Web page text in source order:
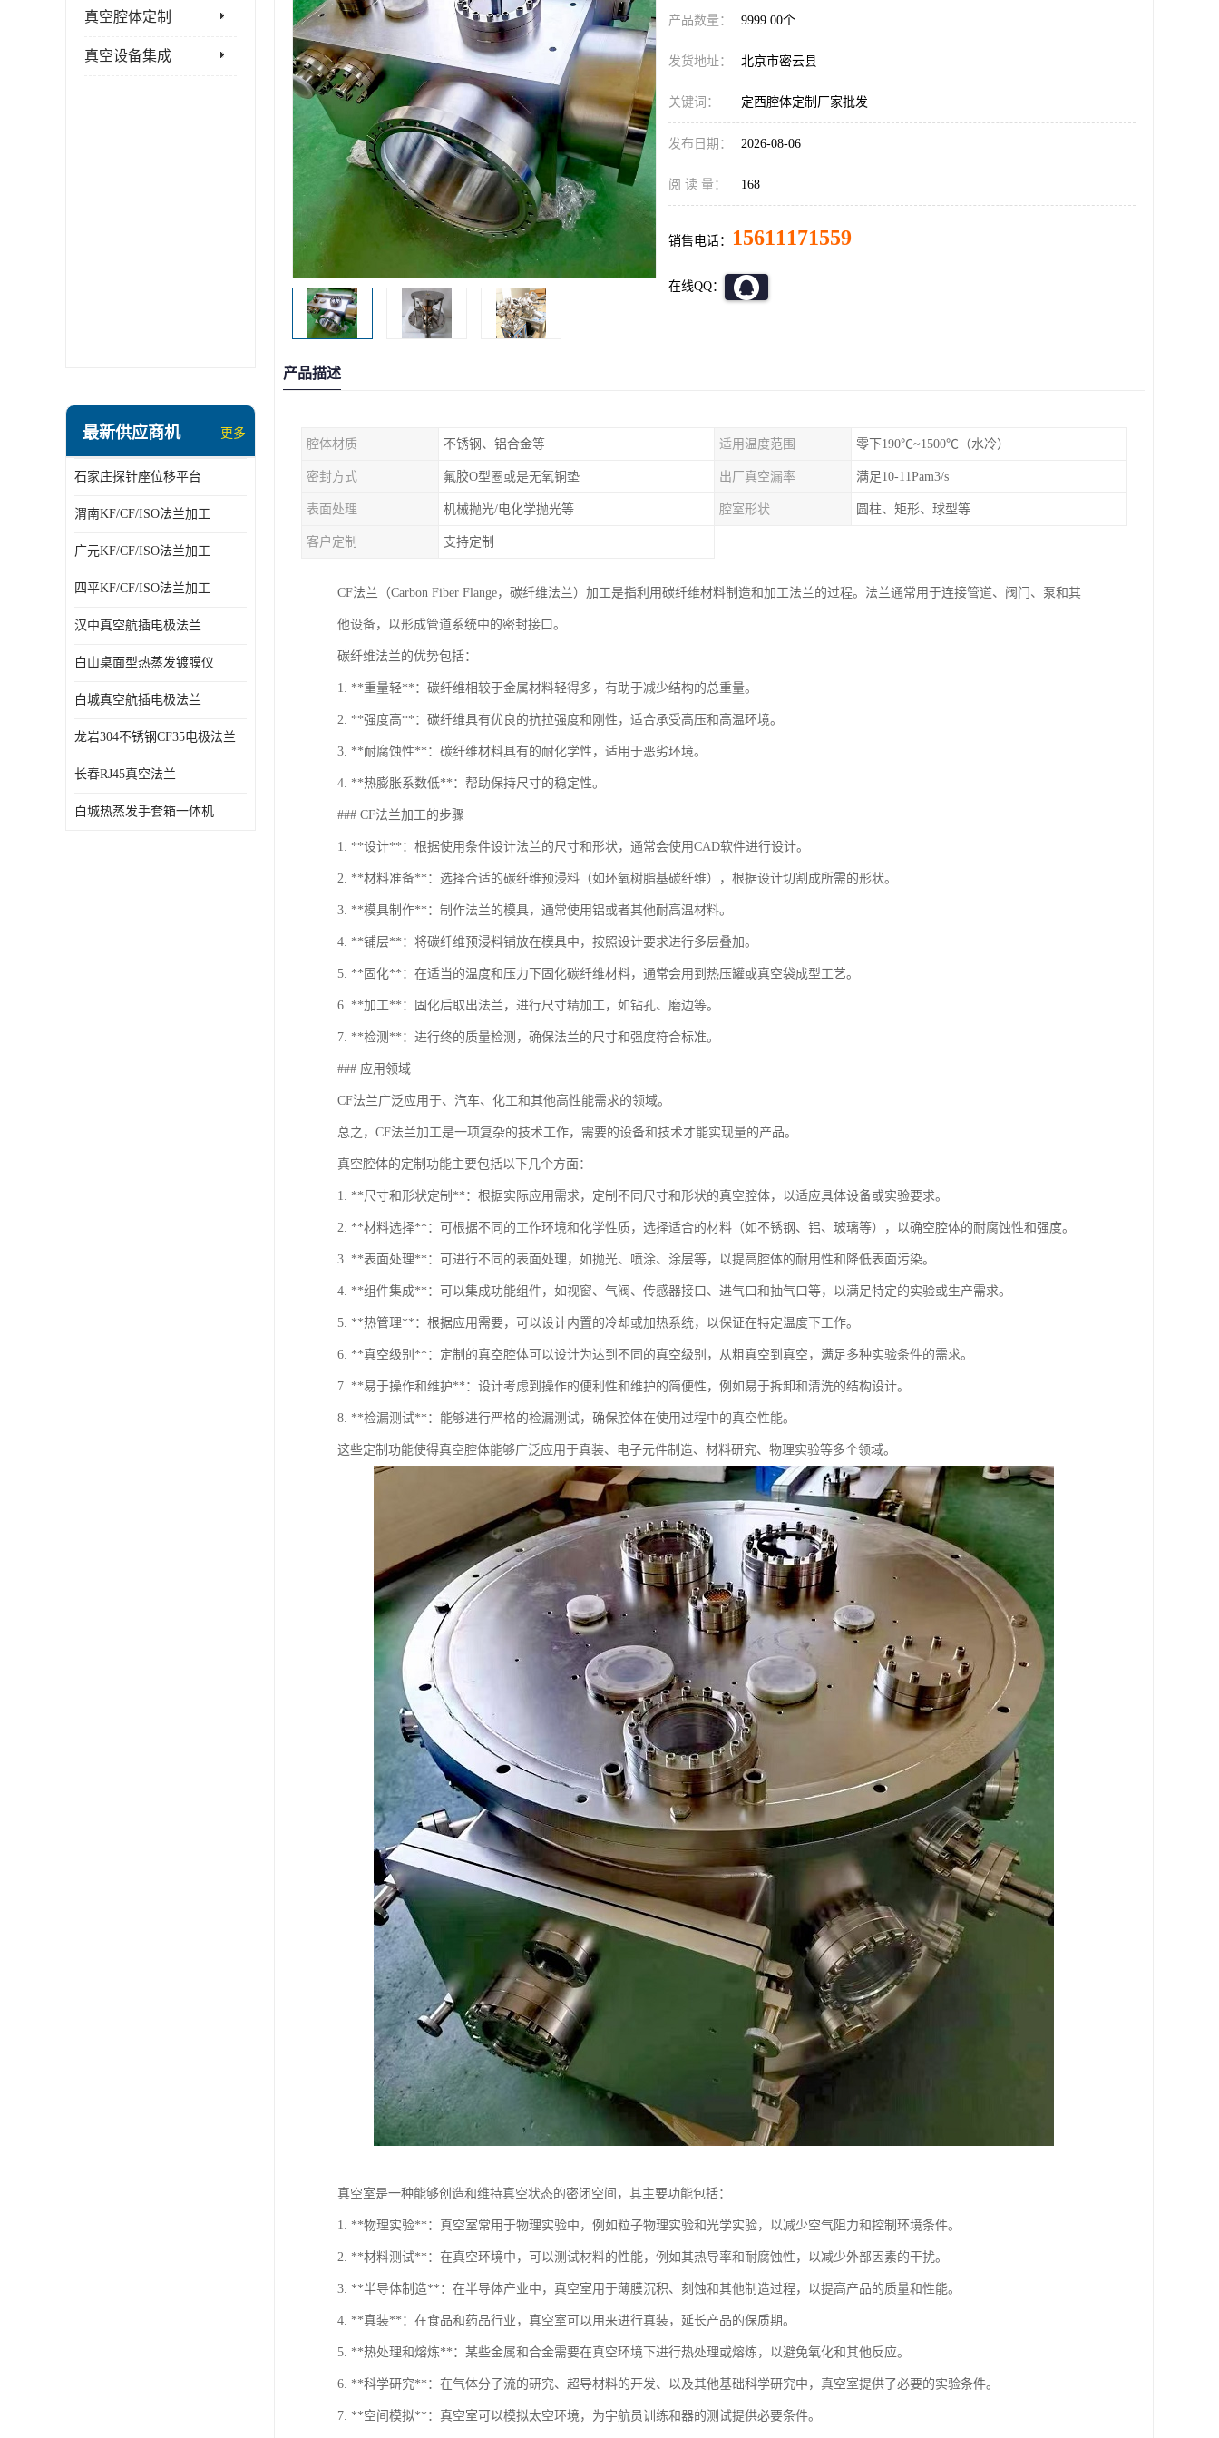
真空腔体定制
真空设备集成
最新供应商机 更多
石家庄探针座位移平台
渭南KF/CF/ISO法兰加工
广元KF/CF/ISO法兰加工
四平KF/CF/ISO法兰加工
汉中真空航插电极法兰
白山桌面型热蒸发镀膜仪
白城真空航插电极法兰
龙岩304不锈钢CF35电极法兰
长春RJ45真空法兰
白城热蒸发手套箱一体机
产品数量： 9999.00个
发货地址： 北京市密云县
关键词： 定西腔体定制厂家批发
发布日期： 2026-08-06
阅 读 量： 168
销售电话： 15611171559
在线QQ：
产品描述
腔体材质 不锈钢、铝合金等 适用温度范围 零下190℃~1500℃（水冷）
密封方式 氟胶O型圈或是无氧铜垫 出厂真空漏率 满足10-11Pam3/s
表面处理 机械抛光/电化学抛光等 腔室形状 圆柱、矩形、球型等
客户定制 支持定制
CF法兰（Carbon Fiber Flange，碳纤维法兰）加工是指利用碳纤维材料制造和加工法兰的过程。法兰通常用于连接管道、阀门、泵和其
他设备，以形成管道系统中的密封接口。
碳纤维法兰的优势包括：
1. **重量轻**：碳纤维相较于金属材料轻得多，有助于减少结构的总重量。
2. **强度高**：碳纤维具有优良的抗拉强度和刚性，适合承受高压和高温环境。
3. **耐腐蚀性**：碳纤维材料具有的耐化学性，适用于恶劣环境。
4. **热膨胀系数低**：帮助保持尺寸的稳定性。
### CF法兰加工的步骤
1. **设计**：根据使用条件设计法兰的尺寸和形状，通常会使用CAD软件进行设计。
2. **材料准备**：选择合适的碳纤维预浸料（如环氧树脂基碳纤维），根据设计切割成所需的形状。
3. **模具制作**：制作法兰的模具，通常使用铝或者其他耐高温材料。
4. **铺层**：将碳纤维预浸料铺放在模具中，按照设计要求进行多层叠加。
5. **固化**：在适当的温度和压力下固化碳纤维材料，通常会用到热压罐或真空袋成型工艺。
6. **加工**：固化后取出法兰，进行尺寸精加工，如钻孔、磨边等。
7. **检测**：进行终的质量检测，确保法兰的尺寸和强度符合标准。
### 应用领域
CF法兰广泛应用于、汽车、化工和其他高性能需求的领域。
总之，CF法兰加工是一项复杂的技术工作，需要的设备和技术才能实现量的产品。
真空腔体的定制功能主要包括以下几个方面：
1. **尺寸和形状定制**：根据实际应用需求，定制不同尺寸和形状的真空腔体，以适应具体设备或实验要求。
2. **材料选择**：可根据不同的工作环境和化学性质，选择适合的材料（如不锈钢、铝、玻璃等），以确空腔体的耐腐蚀性和强度。
3. **表面处理**：可进行不同的表面处理，如抛光、喷涂、涂层等，以提高腔体的耐用性和降低表面污染。
4. **组件集成**：可以集成功能组件，如视窗、气阀、传感器接口、进气口和抽气口等，以满足特定的实验或生产需求。
5. **热管理**：根据应用需要，可以设计内置的冷却或加热系统，以保证在特定温度下工作。
6. **真空级别**：定制的真空腔体可以设计为达到不同的真空级别，从粗真空到真空，满足多种实验条件的需求。
7. **易于操作和维护**：设计考虑到操作的便利性和维护的简便性，例如易于拆卸和清洗的结构设计。
8. **检漏测试**：能够进行严格的检漏测试，确保腔体在使用过程中的真空性能。
这些定制功能使得真空腔体能够广泛应用于真装、电子元件制造、材料研究、物理实验等多个领域。
真空室是一种能够创造和维持真空状态的密闭空间，其主要功能包括：
1. **物理实验**：真空室常用于物理实验中，例如粒子物理实验和光学实验，以减少空气阻力和控制环境条件。
2. **材料测试**：在真空环境中，可以测试材料的性能，例如其热导率和耐腐蚀性，以减少外部因素的干扰。
3. **半导体制造**：在半导体产业中，真空室用于薄膜沉积、刻蚀和其他制造过程，以提高产品的质量和性能。
4. **真装**：在食品和药品行业，真空室可以用来进行真装，延长产品的保质期。
5. **热处理和熔炼**：某些金属和合金需要在真空环境下进行热处理或熔炼，以避免氧化和其他反应。
6. **科学研究**：在气体分子流的研究、超导材料的开发、以及其他基础科学研究中，真空室提供了必要的实验条件。
7. **空间模拟**：真空室可以模拟太空环境，为宇航员训练和器的测试提供必要条件。